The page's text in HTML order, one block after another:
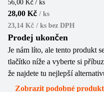
56,00 Kč / ks
28,00 Kč / ks
23,14 Kč / ks bez DPH
Prodej ukončen
Je nám líto, ale tento produkt
tlačítko níže a vyberte si
že najdete tu nejlepší
Zobrazit podobné